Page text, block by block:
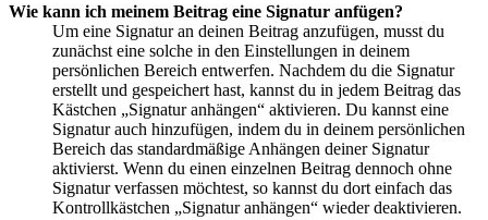
Wie kann ich meinem Beitrag eine Signatur anfügen?
Um eine Signatur an deinen Beitrag anzufügen, musst du
zunächst eine solche in den Einstellungen in deinem
persönlichen Bereich entwerfen. Nachdem du die Signatur
erstellt und gespeichert hast, kannst du in jedem Beitrag das
Kästchen „Signatur anhängen“ aktivieren. Du kannst eine
Signatur auch hinzufügen, indem du in deinem persönlichen
Bereich das standardmäßige Anhängen deiner Signatur
aktivierst. Wenn du einen einzelnen Beitrag dennoch ohne
Signatur verfassen möchtest, so kannst du dort einfach das
Kontrollkästchen „Signatur anhängen“ wieder deaktivieren.